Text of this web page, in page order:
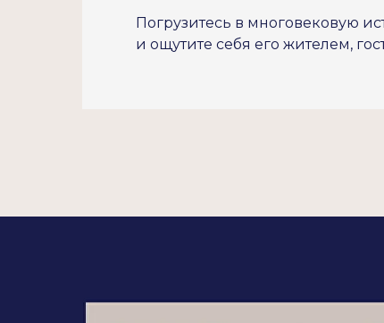
Погрузитесь в многовековую
и ощутите себя его жителем,